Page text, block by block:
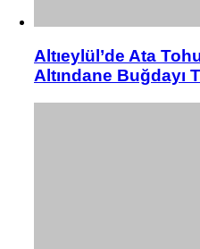
Altıeylül’de Ata
Altındane Buğdayı